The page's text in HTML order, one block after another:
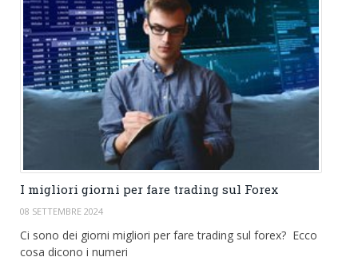
I migliori giorni per fare trading sul Forex
08 SETTEMBRE 2024
Ci sono dei giorni migliori per fare trading sul forex? Ecco
cosa dicono i numeri